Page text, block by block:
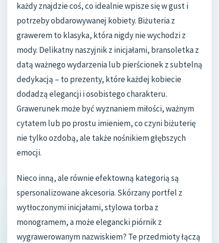
każdy znajdzie coś, co idealnie wpisze się w gust i
potrzeby obdarowywanej kobiety. Biżuteria z
grawerem to klasyka, która nigdy nie wychodzi z
mody. Delikatny naszyjnik z inicjałami, bransoletka z
datą ważnego wydarzenia lub pierścionek z subtelną
dedykacją – to prezenty, które każdej kobiecie
dodadzą elegancji i osobistego charakteru.
Grawerunek może być wyznaniem miłości, ważnym
cytatem lub po prostu imieniem, co czyni biżuterię
nie tylko ozdobą, ale także nośnikiem głębszych
emocji.
Nieco inną, ale równie efektowną kategorią są
spersonalizowane akcesoria. Skórzany portfel z
wytłoczonymi inicjałami, stylowa torba z
monogramem, a może elegancki piórnik z
wygrawerowanym nazwiskiem? Te przedmioty łączą